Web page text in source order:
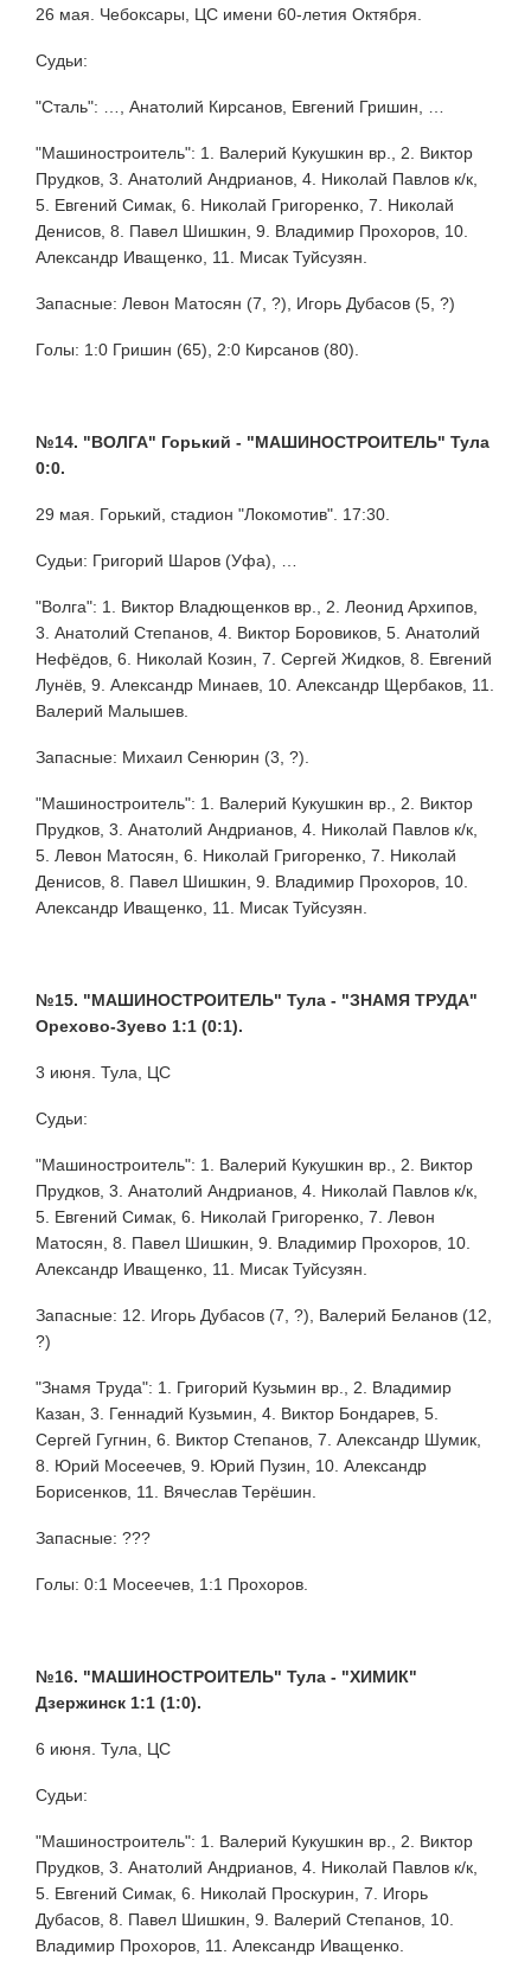
26 мая. Чебоксары, ЦС имени 60-летия Октября.
Судьи:
"Сталь": …, Анатолий Кирсанов, Евгений Гришин, …
"Машиностроитель": 1. Валерий Кукушкин вр., 2. Виктор
Прудков, 3. Анатолий Андрианов, 4. Николай Павлов к/к,
5. Евгений Симак, 6. Николай Григоренко, 7. Николай
Денисов, 8. Павел Шишкин, 9. Владимир Прохоров, 10.
Александр Иващенко, 11. Мисак Туйсузян.
Запасные: Левон Матосян (7, ?), Игорь Дубасов (5, ?)
Голы: 1:0 Гришин (65), 2:0 Кирсанов (80).
№14. "ВОЛГА" Горький - "МАШИНОСТРОИТЕЛЬ" Тула
0:0.
29 мая. Горький, стадион "Локомотив". 17:30.
Судьи: Григорий Шаров (Уфа), …
"Волга": 1. Виктор Владющенков вр., 2. Леонид Архипов,
3. Анатолий Степанов, 4. Виктор Боровиков, 5. Анатолий
Нефёдов, 6. Николай Козин, 7. Сергей Жидков, 8. Евгений
Лунёв, 9. Александр Минаев, 10. Александр Щербаков, 11.
Валерий Малышев.
Запасные: Михаил Сенюрин (3, ?).
"Машиностроитель": 1. Валерий Кукушкин вр., 2. Виктор
Прудков, 3. Анатолий Андрианов, 4. Николай Павлов к/к,
5. Левон Матосян, 6. Николай Григоренко, 7. Николай
Денисов, 8. Павел Шишкин, 9. Владимир Прохоров, 10.
Александр Иващенко, 11. Мисак Туйсузян.
№15. "МАШИНОСТРОИТЕЛЬ" Тула - "ЗНАМЯ ТРУДА"
Орехово-Зуево 1:1 (0:1).
3 июня. Тула, ЦС
Судьи:
"Машиностроитель": 1. Валерий Кукушкин вр., 2. Виктор
Прудков, 3. Анатолий Андрианов, 4. Николай Павлов к/к,
5. Евгений Симак, 6. Николай Григоренко, 7. Левон
Матосян, 8. Павел Шишкин, 9. Владимир Прохоров, 10.
Александр Иващенко, 11. Мисак Туйсузян.
Запасные: 12. Игорь Дубасов (7, ?), Валерий Беланов (12,
?)
"Знамя Труда": 1. Григорий Кузьмин вр., 2. Владимир
Казан, 3. Геннадий Кузьмин, 4. Виктор Бондарев, 5.
Сергей Гугнин, 6. Виктор Степанов, 7. Александр Шумик,
8. Юрий Мосеечев, 9. Юрий Пузин, 10. Александр
Борисенков, 11. Вячеслав Терёшин.
Запасные: ???
Голы: 0:1 Мосеечев, 1:1 Прохоров.
№16. "МАШИНОСТРОИТЕЛЬ" Тула - "ХИМИК"
Дзержинск 1:1 (1:0).
6 июня. Тула, ЦС
Судьи:
"Машиностроитель": 1. Валерий Кукушкин вр., 2. Виктор
Прудков, 3. Анатолий Андрианов, 4. Николай Павлов к/к,
5. Евгений Симак, 6. Николай Проскурин, 7. Игорь
Дубасов, 8. Павел Шишкин, 9. Валерий Степанов, 10.
Владимир Прохоров, 11. Александр Иващенко.